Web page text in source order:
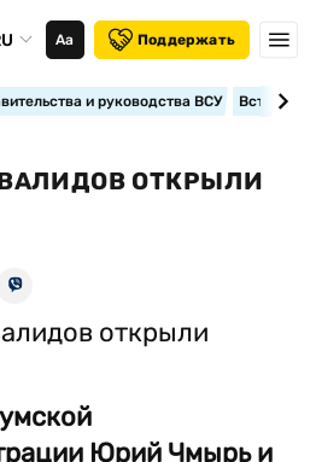
Аа Поддержать
и руководства ВСУ
ОТКРЫЛИ
Юрий Чмырь и